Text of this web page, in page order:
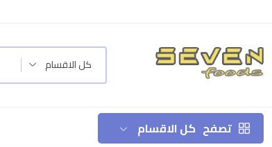
كل الاقسام
تصفح كل الاقسام